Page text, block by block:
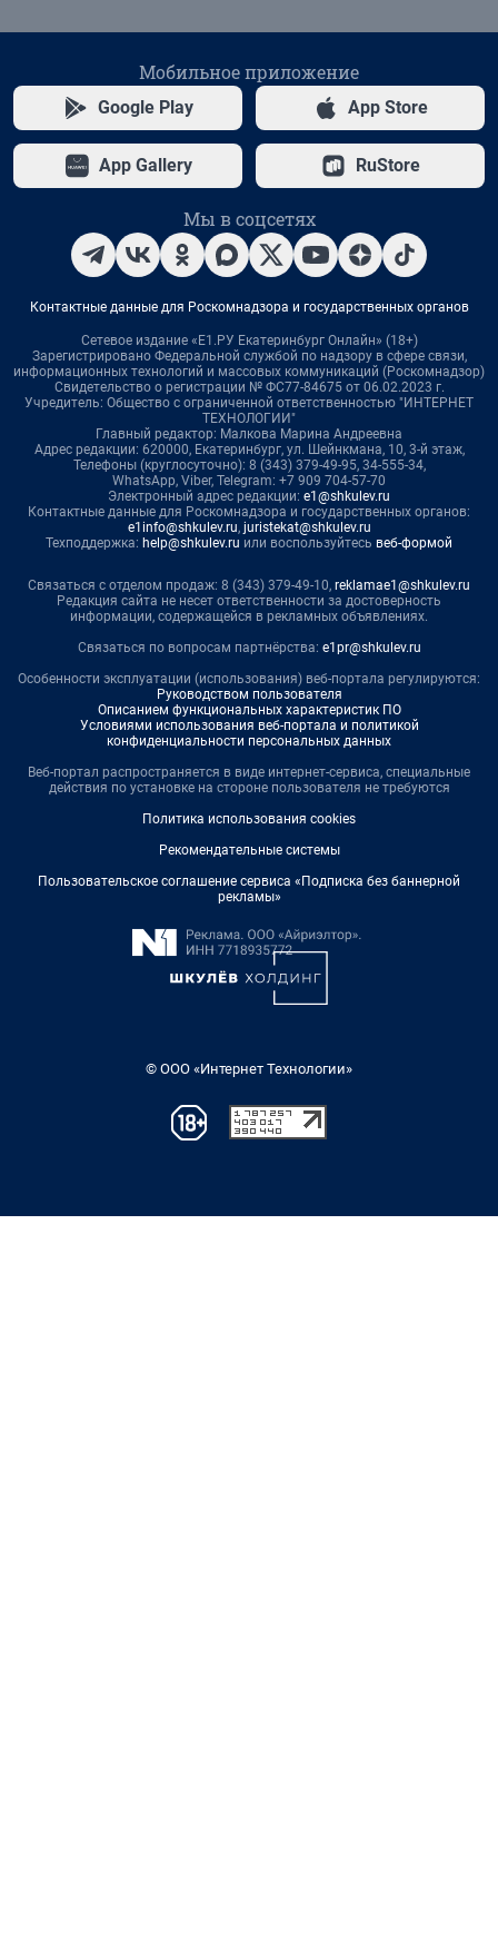
Мобильное приложение
Google Play App Store
App Gallery RuStore
Мы в соцсетях
Контактные данные для Роскомнадзора и государственных органов
Сетевое издание «Е1.РУ Екатеринбург Онлайн» (18+)
Зарегистрировано Федеральной службой по надзору в сфере связи,
информационных технологий и массовых коммуникаций (Роскомнадзор)
Свидетельство о регистрации № ФС77-84675 от 06.02.2023 г.
Учредитель: Общество с ограниченной ответственностью "ИНТЕРНЕТ
ТЕХНОЛОГИИ"
Главный редактор: Малкова Марина Андреевна
Адрес редакции: 620000, Екатеринбург, ул. Шейнкмана, 10, 3-й этаж,
Телефоны (круглосуточно): 8 (343) 379-49-95, 34-555-34,
WhatsApp, Viber, Telegram: +7 909 704-57-70
Электронный адрес редакции: e1@shkulev.ru
Контактные данные для Роскомнадзора и государственных органов:
e1info@shkulev.ru, juristekat@shkulev.ru
Техподдержка: help@shkulev.ru или воспользуйтесь веб-формой
Связаться с отделом продаж: 8 (343) 379-49-10, reklamae1@shkulev.ru
Редакция сайта не несет ответственности за достоверность
информации, содержащейся в рекламных объявлениях.
Связаться по вопросам партнёрства: e1pr@shkulev.ru
Особенности эксплуатации (использования) веб-портала регулируются:
Руководством пользователя
Описанием функциональных характеристик ПО
Условиями использования веб-портала и политикой
конфиденциальности персональных данных
Веб-портал распространяется в виде интернет-сервиса, специальные
действия по установке на стороне пользователя не требуются
Политика использования cookies
Рекомендательные системы
Пользовательское соглашение сервиса «Подписка без баннерной
рекламы»
© ООО «Интернет Технологии»